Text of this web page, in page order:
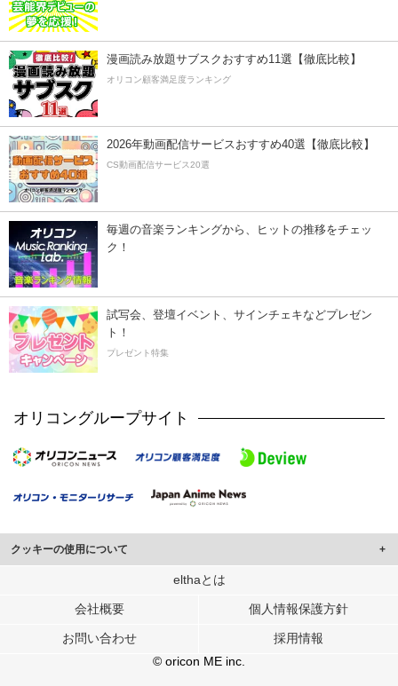
漫画読み放題サブスクおすすめ11選【徹底比較】
オリコン顧客満足度ランキング
2026年動画配信サービスおすすめ40選【徹底比較】
CS動画配信サービス20選
毎週の音楽ランキングから、ヒットの推移をチェッ
ク！
試写会、登壇イベント、サインチェキなどプレゼン
ト！
プレゼント特集
オリコングループサイト
クッキーの使用について
このサイトでは Cookie を使用して、ユーザーに合わせたコンテンツや広告の
行っています。
メディアや広告配信、データ解析の各パートナーに提供しています。
各パートナーは、この情報とユーザーが各パートナーに提供した他の情報や、
ユーザーが各パートナーのサービスを使用したときに収集した他の情報を組み
elthaとは
会社概要 個人情報保護方針
お問い合わせ
採用情報
© oricon ME inc.